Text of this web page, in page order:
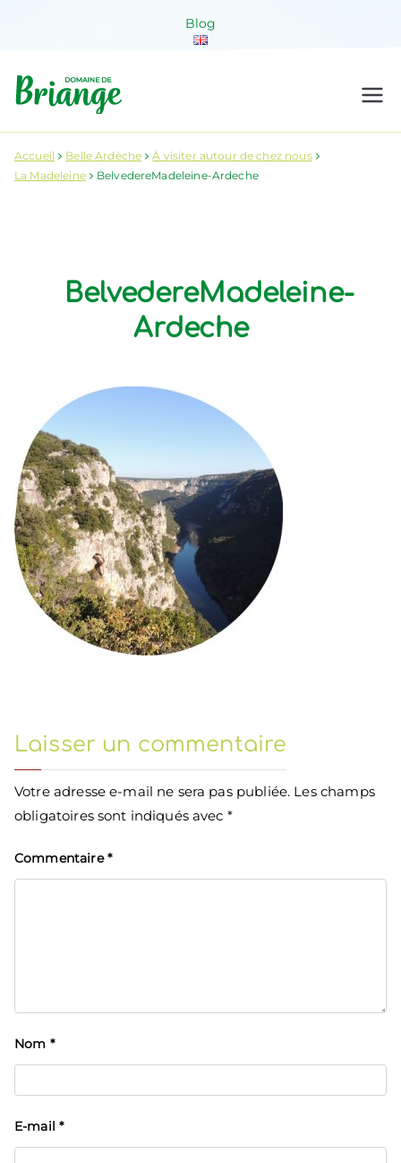
Blog
Briange
Accueil Belle Ardèche
À visiter autour de chez nous
La Madeleine
BelvedereMadeleine-Ardeche
BelvedereMadeleine-
Ardeche
Laisser un commentaire
Votre adresse e-mail ne sera pas publiée. Les champs
obligatoires sont indiqués avec *
Commentaire*
Nom *
E-mail*